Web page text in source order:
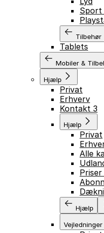
Sport
Tilbehør
Tablets
Mobiler &
Hjælp
Privat
Erhverv
Kontakt 3
Hjælp
Privat
Alle
Hjælp
Vejledninger